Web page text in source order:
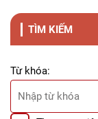
TÌM KIẾM
Từ khóa: